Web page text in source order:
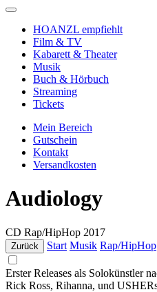
HOANZL empfiehlt
Film & TV
Kabarett & Theater
Musik
Buch & Hörbuch
Streaming
Tickets
Mein Bereich
Gutschein
Kontakt
Versandkosten
Audiology
CD Rap/HipHop 2017
Zurück Start Musik Rap/HipHop
Erster Releases als Solokünstler
Rick Ross, Rihanna, und